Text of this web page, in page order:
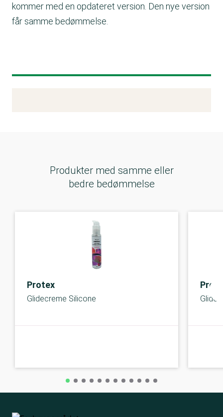
kommer med en opdateret version. Den nye version
får samme bedømmelse.
Produkter med samme eller
bedre bedømmelse
Protex
Glidecreme Silicone